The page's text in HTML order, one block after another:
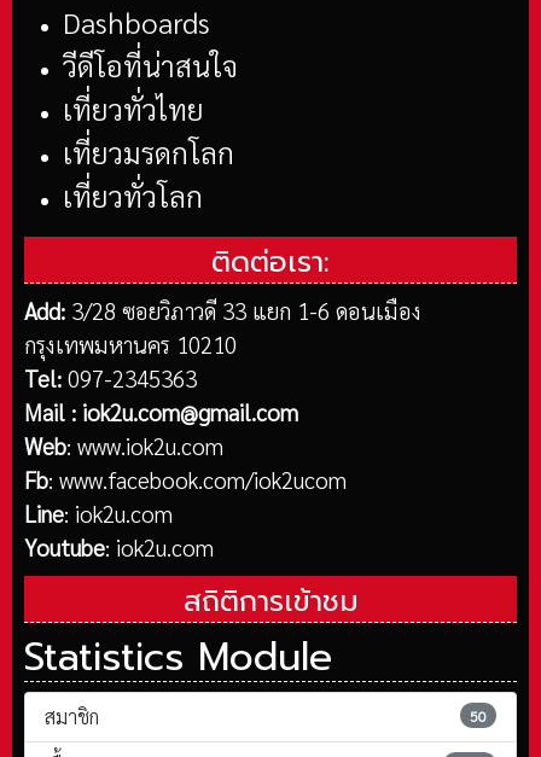
Dashboards
วีดีโอที่น่าสนใจ
เที่ยวทั่วไทย
เที่ยวมรดกโลก
เที่ยวทั่วโลก
ติดต่อเรา:
Add: 3/28 ซอยวิภาวดี 33 แยก 1-6 ดอนเมือง
กรุงเทพมหานคร 10210
Tel: 097-2345363
Mail : iok2u.com@gmail.com
Web: www.iok2u.com
Fb: www.facebook.com/iok2ucom
Line: iok2u.com
Youtube: iok2u.com
สถิติการเข้าชม
Statistics Module
สมาชิก 50